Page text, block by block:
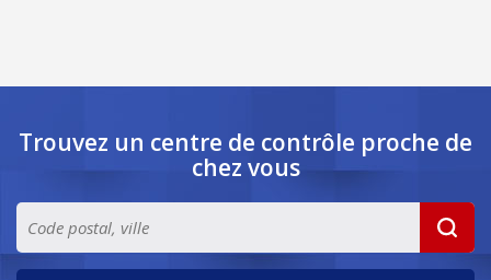
Trouvez un centre de contrôle proche de
chez vous